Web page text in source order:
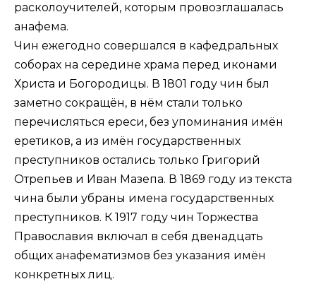
расколоучителей, которым провозглашалась
анафема.
Чин ежегодно совершался в кафедральных
соборах на середине храма перед иконами
Христа и Богородицы. В 1801 году чин был
заметно сокращён, в нём стали только
перечисляться ереси, без упоминания имён
еретиков, а из имён государственных
преступников остались только Григорий
Отрепьев и Иван Мазепа. В 1869 году из текста
чина были убраны имена государственных
преступников. К 1917 году чин Торжества
Православия включал в себя двенадцать
общих анафематизмов без указания имён
конкретных лиц.